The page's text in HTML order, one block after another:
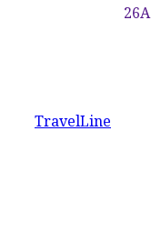
26А
TravelLine